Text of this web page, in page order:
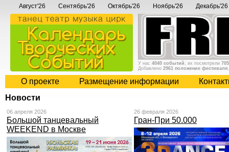
Август'26 Сентябрь'26 Октябрь'26 Ноябрь'26 Декабрь'26
У нас 4040 событий , их посмотрели
Добавлено 2961 положение фестиваля
О проекте Размещение информации
Новости
06 апреля 2026
Большой танцевальный
WEEKEND в Москве
26 февраля 2026
Гран-При 50.000